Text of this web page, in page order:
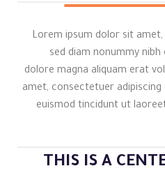
Lorem ipsum dolor sit
sed diam nonummy
dolore magna aliquam erat
amet, consectetuer adipiscing
euismod tincidunt ut
THIS IS A